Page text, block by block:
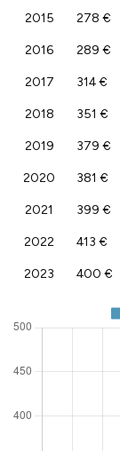
2015 278 €
2016 289 €
2017 314 €
2018 351 €
2019 379 €
2020 381 €
2021 399 €
2022 413 €
2023 400 €